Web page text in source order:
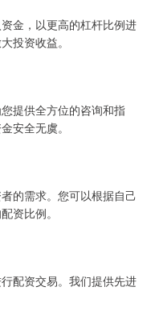
金，以更高的杠杆比例进
投资收益。
提供全方位的咨询和指
安全无虞。
的需求。您可以根据自己
资比例。
配资交易。我们提供先进